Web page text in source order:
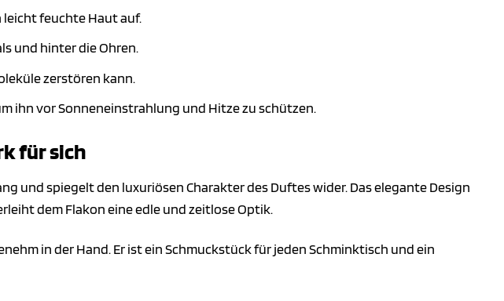
leicht feuchte Haut auf.
und hinter die Ohren.
zerstören kann.
ihn vor Sonneneinstrahlung und Hitze zu schützen.
für sich
und spiegelt den luxuriösen Charakter des Duftes wider. Das elegante Design
dem Flakon eine edle und zeitlose Optik.
in der Hand. Er ist ein Schmuckstück für jeden Schminktisch und ein